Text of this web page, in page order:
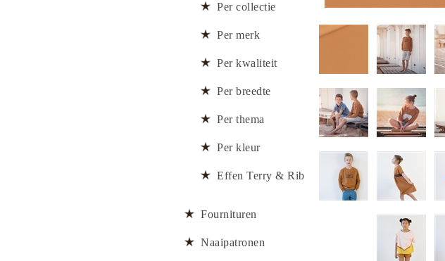
Per collectie
Per merk
Per kwaliteit
Per breedte
Per thema
Per kleur
Effen Terry & Rib
Fournituren
Naaipatronen